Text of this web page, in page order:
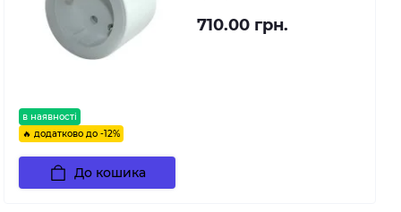
в наявності
🔥 додатково до -12%
710.00 грн.
До кошика